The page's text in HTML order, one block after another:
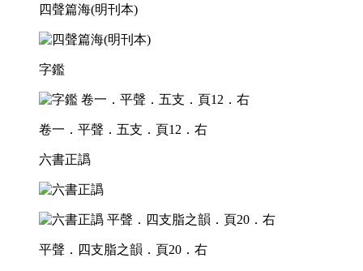
四聲篇海(明刊本)
字鑑
卷一．平聲．五支．頁12．右
六書正譌
平聲．四支脂之韻．頁20．右